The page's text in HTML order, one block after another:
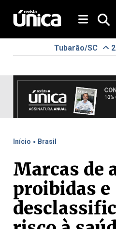
Tubarão/SC
Início . Brasil
Marcas de
proibidas e